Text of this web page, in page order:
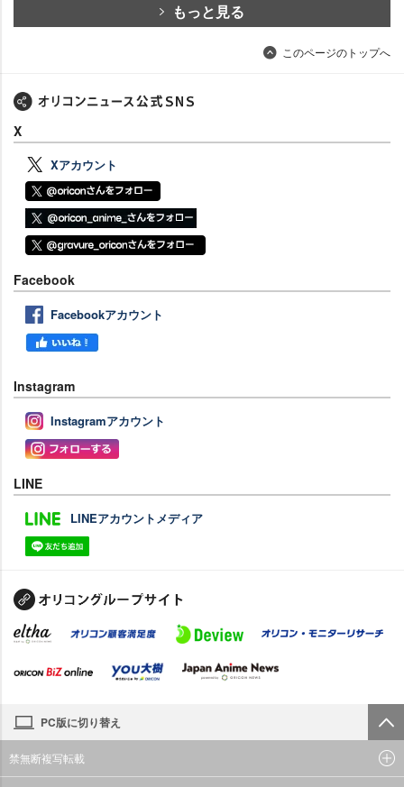
もっと見る
このページのトップへ
X
Xアカウント
Facebook
Facebookアカウント
Instagram
Instagramアカウント
LINE
LINEアカウントメディア
PC版に切り替え
禁無断複写転載